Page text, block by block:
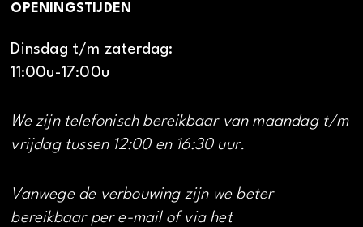
OPENINGSTIJDEN
Dinsdag t/m zaterdag:
11:00u-17:00u
We zijn telefonisch bereikbaar van maandag t/m
vrijdag tussen 12:00 en 16:30 uur.
Vanwege de verbouwing zijn we beter
bereikbaar per e-mail of via het